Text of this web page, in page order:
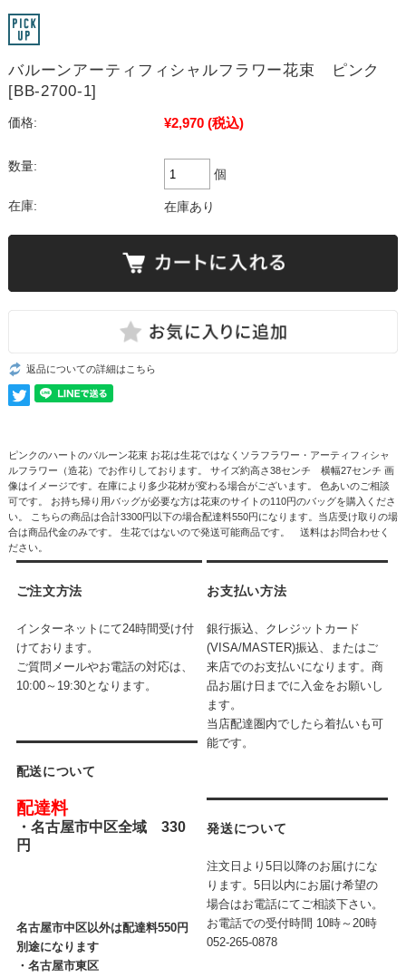
バルーンアーティフィシャルフラワー花束 ピンク
[BB-2700-1]
価格: ¥2,970 (税込)
数量:
個
在庫: 在庫あり
返品についての詳細はこちら
ピンクのハートのバルーン花束 お花は生花ではなくソラフラワー・アーティフィシャ
ルフラワー（造花）でお作りしております。 サイズ約高さ38センチ 横幅27センチ 画
像はイメージです。在庫により多少花材が変わる場合がございます。 色あいのご相談
可です。 お持ち帰り用バッグが必要な方は花束のサイトの110円のバッグを購入くださ
い。 こちらの商品は合計3300円以下の場合配達料550円になります。当店受け取りの場
合は商品代金のみです。 生花ではないので発送可能商品です。 送料はお問合わせく
ださい。
ご注文方法
インターネットにて24時間受け付
けております。
ご質問メールやお電話の対応は、
10:00～19:30となります。
配送について
配達料
・ 名古屋市中区全域 330
円
名古屋市中区以外は配達料550円
別途になります
・ 名古屋市東区
お支払い方法
銀行振込、クレジットカード
(VISA/MASTER)振込、またはご
来店でのお支払いになります。商
品お届け日までに入金をお願いし
ます。
当店配達圏内でしたら着払いも可
能です。
発送について
注文日より5日以降のお届けにな
ります。5日以内にお届け希望の
場合はお電話にてご相談下さい。
お電話での受付時間 10時～20時
052-265-0878